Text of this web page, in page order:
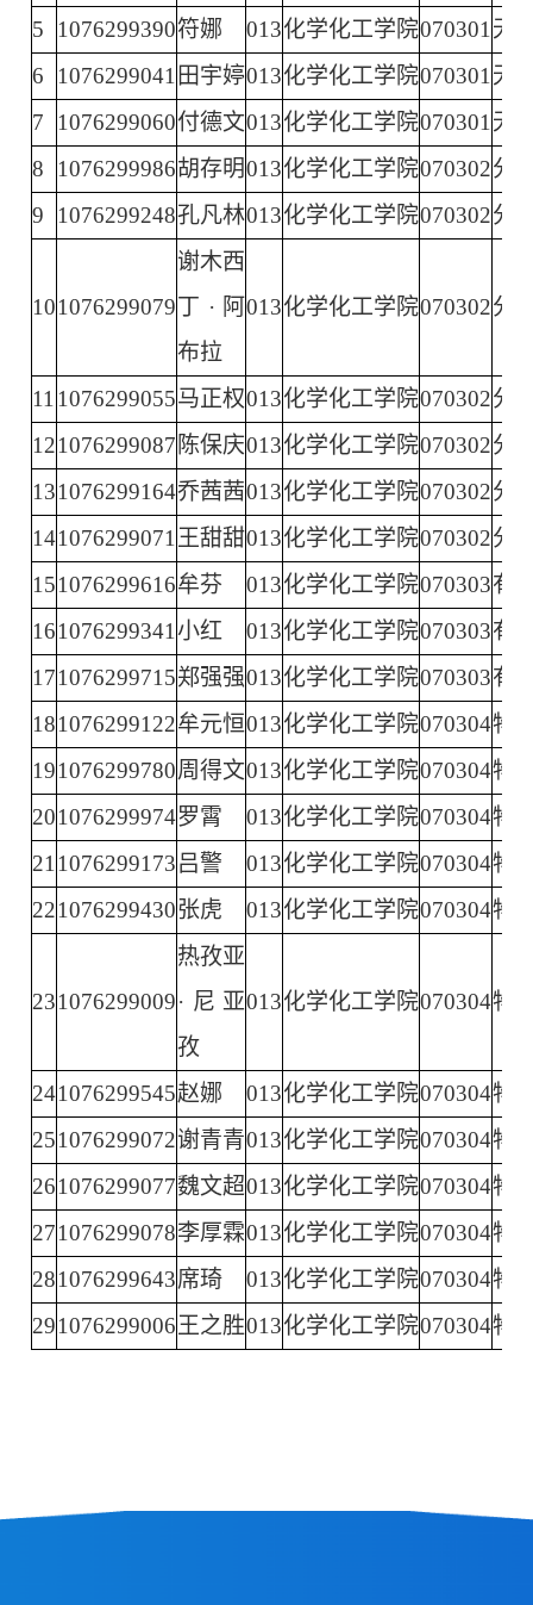
5
1076299390符娜 013化学化工学院070301 无
6
1076299041 田宇婷013化学化工学院070301 无
7
1076299060付德文013化学化工学院070301 无
8
1076299986胡存明013化学化工学院070302分
9
1076299248孔凡林013化学化工学院070302分
101076299079
谢木西
丁·阿
布拉
013化学化工学院070302分
11 1076299055马正权013化学化工学院070302分
121076299087 陈保庆013化学化工学院070302分
131076299164乔茜茜013化学化工学院070302分
141076299071 王甜甜013化学化工学院070302分
151076299616牟芬 013化学化工学院070303有
161076299341 小红 013化学化工学院070303有
171076299715郑强强013化学化工学院070303有
181076299122牟元恒013化学化工学院070304物
191076299780周得文013化学化工学院070304物
201076299974罗霄 013化学化工学院070304物
21 1076299173吕警 013化学化工学院070304物
221076299430张虎 013化学化工学院070304物
231076299009
热孜亚
·尼亚
孜
013化学化工学院070304物
241076299545赵娜 013化学化工学院070304物
251076299072谢青青013化学化工学院070304物
261076299077魏文超013化学化工学院070304物
271076299078李厚霖013化学化工学院070304物
281076299643席琦 013化学化工学院070304物
291076299006王之胜013化学化工学院070304物